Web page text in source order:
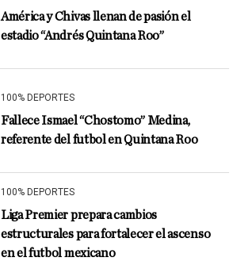
América y Chivas llenan de pasión el
estadio “Andrés Quintana Roo”
100% DEPORTES
Fallece Ismael “Chostomo” Medina,
referente del futbol en Quintana Roo
100% DEPORTES
Liga Premier prepara cambios
estructurales para fortalecer el ascenso
en el futbol mexicano